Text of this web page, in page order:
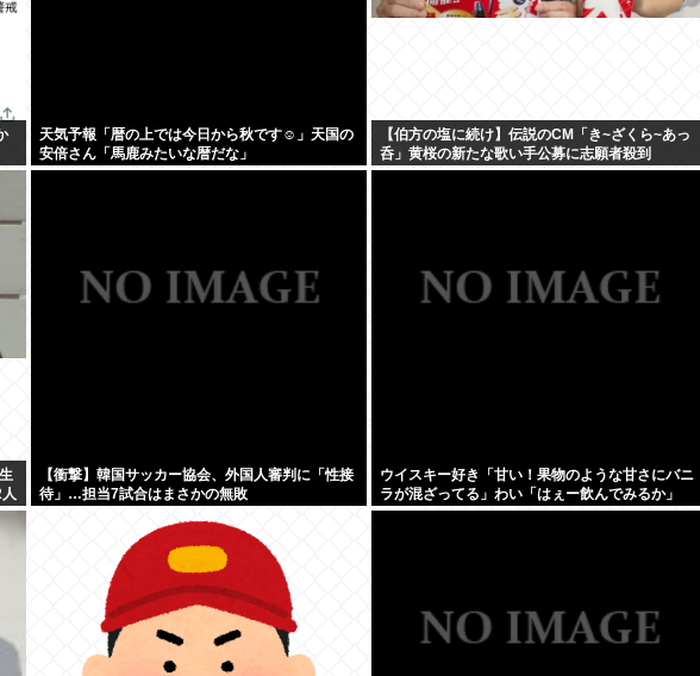
天気予報「暦の上では今日から秋です☺」天国の
安倍さん「馬鹿みたいな暦だな」
【伯方の塩に続け】伝説のCM「き~ざくら~あっ
呑」黄桜の新たな歌い手公募に志願者殺到
【衝撃】韓国サッカー協会、外国人審判に「性接
待」…担当7試合はまさかの無敗
ウイスキー好き「甘い！果物のような甘さにバニ
ラが混ざってる」わい「はぇー飲んでみるか」